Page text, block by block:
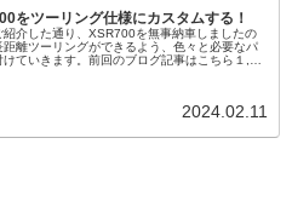
をツーリング仕様にカスタムする！
紹介した通り、XSR700を無事納車しましたの
距離ツーリングができるよう、色々と必要なパ
けていきます。前回のブログ記事はこちら１,ま
2024.02.11